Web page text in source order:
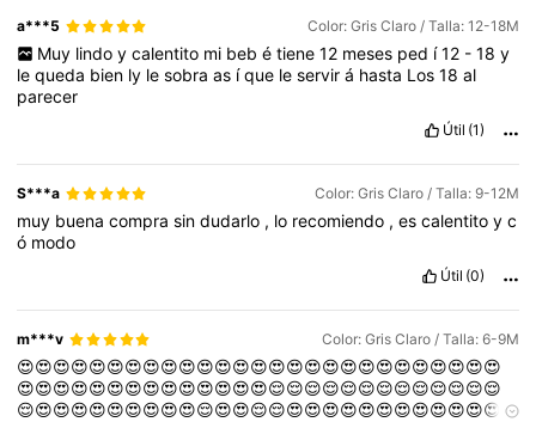
a***5 Color: Gris Claro / Talla: 12-18M
Muy lindo y calentito mi beb é tiene 12 meses ped í12 - 18 y
lequeda bien ly lesobraas íque leservirá hasta Los18al
parecer
Útil (1)
S***a Color: Gris Claro / Talla: 9-12M
muy buenacomprasindudarlo , lo recomiendo ,escalentitoyc
ó modo
Útil (0)
m***v Color: Gris Claro / Talla: 6-9M
😍😍😍😍😍😍😍😍😍😍😍😍😍😍😍😍😍😍😍😍😍😍😍😍😍😍😍
😍😍😍😍😍😍😍😍😍😍😍😍😍😍😌😌😌😌😌😌😌😌😌😌😌😌😌
😌😍😍😍😍😍😍😍😍😍😌😍😍😌😌😍😍😍😍😍😍😍😍😍😍😍😍